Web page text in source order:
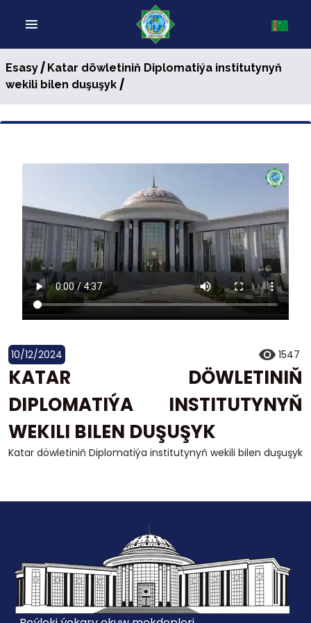
Esasy/ Katar döwletiniň Diplomatiýa institutynyň
wekili bilen duşuşyk /
10/12/2024 1547
KATAR DÖWLETINIŇ
DIPLOMATIÝA INSTITUTYNYŇ
WEKILI BILEN DUŞUŞYK
Katar döwletiniň Diplomatiýa institutynyň wekili bilen duşuşyk